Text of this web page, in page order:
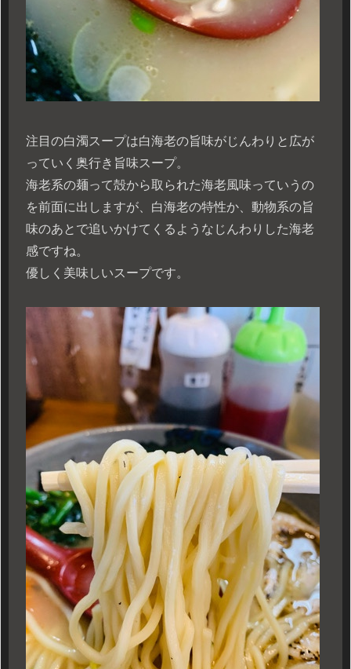
注目の白濁スープは白海老の旨味がじんわりと広が
っていく奥行き旨味スープ。
海老系の麺って殻から取られた海老風味っていうの
を前面に出しますが、白海老の特性か、動物系の旨
味のあとで追いかけてくるようなじんわりした海老
感ですね。
優しく美味しいスープです。